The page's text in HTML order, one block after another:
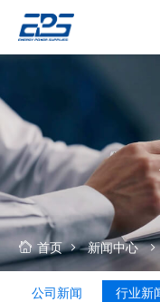
镀
机
的
操
作
规
介
首页 新闻中心
公司新闻 行业新